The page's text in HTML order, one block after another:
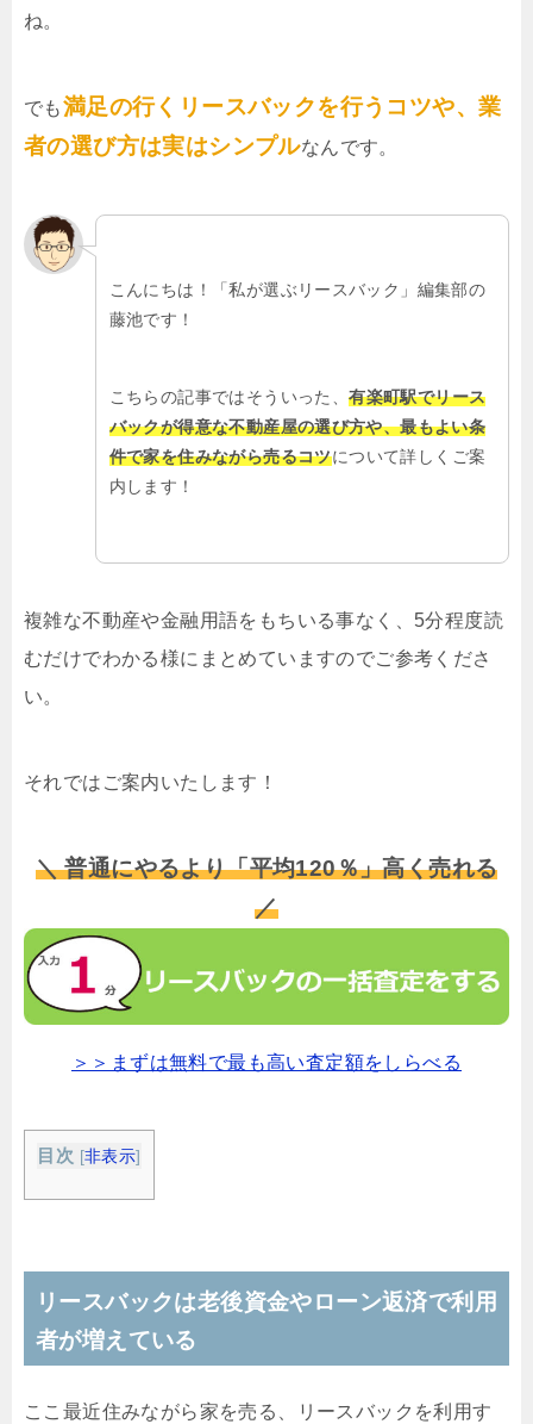
ね。
でも満足の行くリースバックを行うコツや、業
者の選び方は実はシンプルなんです。
こんにちは！「私が選ぶリースバック」編集部の
藤池です！
こちらの記事ではそういった、有楽町駅でリース
バックが得意な不動産屋の選び方や、最もよい条
件で家を住みながら売るコツについて詳しくご案
内します！
複雑な不動産や金融用語をもちいる事なく、5分程度読
むだけでわかる様にまとめていますのでご参考くださ
い。
それではご案内いたします！
＼ 普通にやるより「平均120％」高く売れる
／
＞＞まずは無料で最も高い査定額をしらべる
目次 [非表示]
リースバックは老後資金やローン返済で利用
者が増えている
ここ最近住みながら家を売る、リースバックを利用す